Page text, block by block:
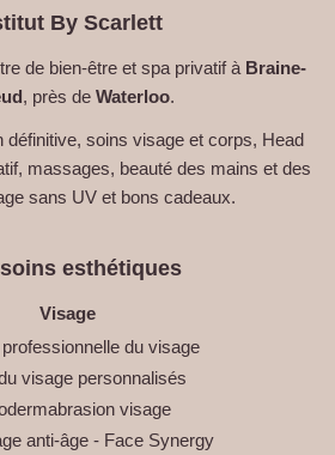
By Scarlett
de bien-être et spa privatif à Braine-
, près de Waterloo.
définitive, soins visage et corps, Head
massages, beauté des mains et des
sans UV et bons cadeaux.
esthétiques
Visage
du visage
visage personnalisés
visage
anti-âge - Face Synergy